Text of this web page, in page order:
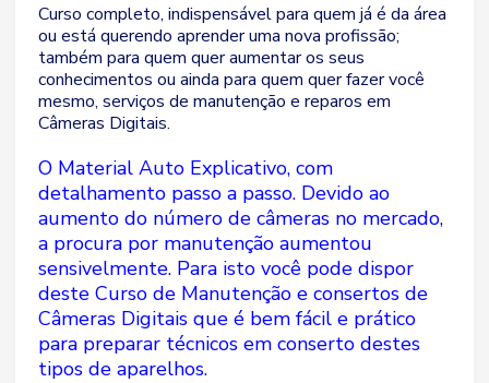
Curso completo, indispensável para quem já é da área
ou está querendo aprender uma nova profissão;
também para quem quer aumentar os seus
conhecimentos ou ainda para quem quer fazer você
mesmo, serviços de manutenção e reparos em
Câmeras Digitais.
O Material Auto Explicativo, com
detalhamento passo a passo. Devido ao
aumento do número de câmeras no mercado,
a procura por manutenção aumentou
sensivelmente. Para isto você pode dispor
deste Curso de Manutenção e consertos de
Câmeras Digitais que é bem fácil e prático
para preparar técnicos em conserto destes
tipos de aparelhos.